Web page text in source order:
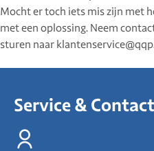
Mocht er toch iets mis zijn met
met een oplossing. Neem
sturen naar
Service & Contact